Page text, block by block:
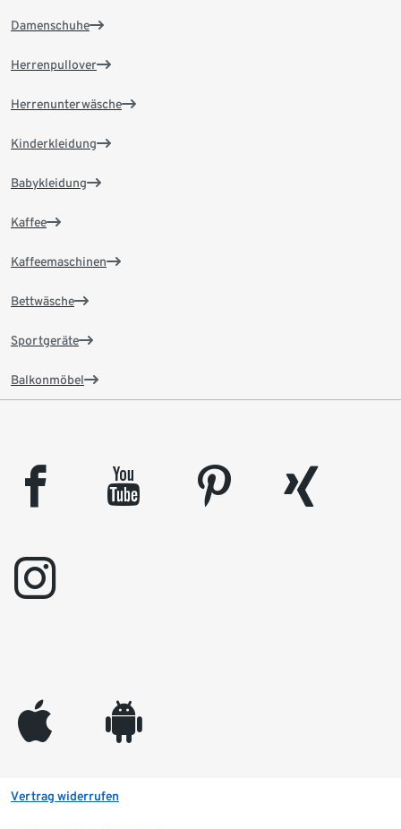
Damenschuhe
Herrenpullover
Herrenunterwäsche
Kinderkleidung
Babykleidung
Kaffee
Kaffeemaschinen
Bettwäsche
Sportgeräte
Balkonmöbel
facebook youtube pinterest
xing
instagram
appleinc android
Vertrag widerrufen